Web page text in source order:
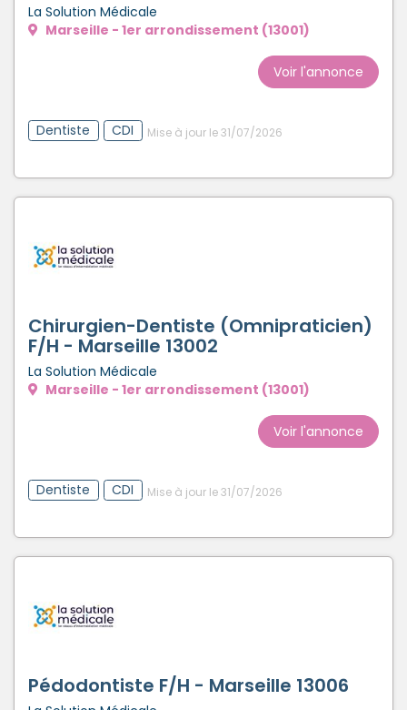
La Solution Médicale
Marseille - 1er arrondissement (13001)
Voir l'annonce
Dentiste CDI Mise à jour le 31/07/2026
Chirurgien-Dentiste (Omnipraticien)
F/H - Marseille 13002
La Solution Médicale
Marseille - 1er arrondissement (13001)
Voir l'annonce
Dentiste CDI Mise à jour le 31/07/2026
Pédodontiste F/H - Marseille 13006